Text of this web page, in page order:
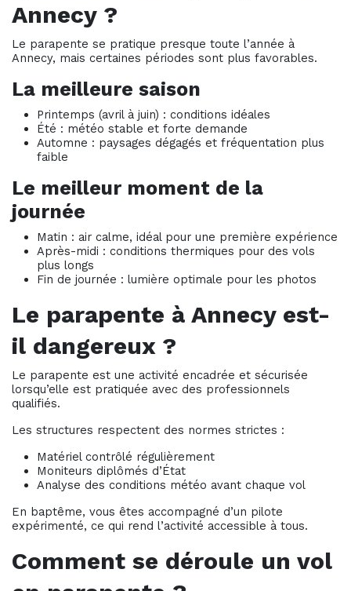
Annecy ?
Le parapente se pratique presque toute l’année à
Annecy, mais certaines périodes sont plus favorables.
La meilleure saison
Printemps (avril à juin) : conditions idéales
Été : météo stable et forte demande
Automne : paysages dégagés et fréquentation plus
faible
Le meilleur moment de la
journée
Matin : air calme, idéal pour une première expérience
Après-midi : conditions thermiques pour des vols
plus longs
Fin de journée : lumière optimale pour les photos
Le parapente à Annecy est-
il dangereux ?
Le parapente est une activité encadrée et sécurisée
lorsqu’elle est pratiquée avec des professionnels
qualifiés.
Les structures respectent des normes strictes :
Matériel contrôlé régulièrement
Moniteurs diplômés d’État
Analyse des conditions météo avant chaque vol
En baptême, vous êtes accompagné d’un pilote
expérimenté, ce qui rend l’activité accessible à tous.
Comment se déroule un vol